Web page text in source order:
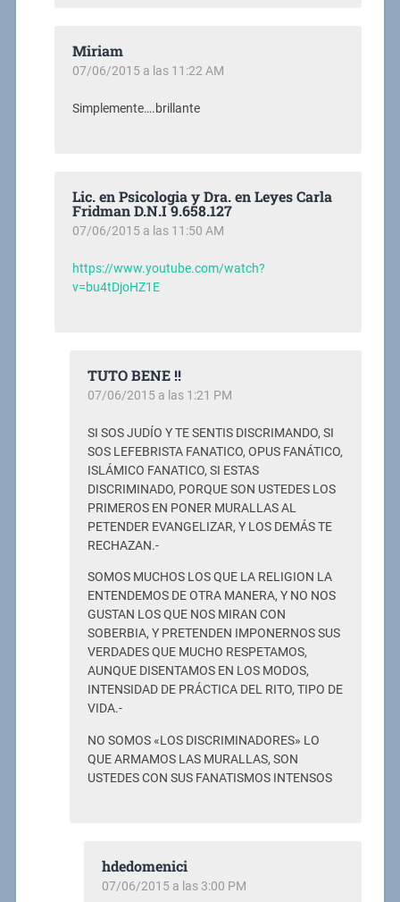
Miriam
07/06/2015 a las 11:22 AM
Simplemente….brillante
Lic. en Psicologia y Dra. en Leyes Carla
Fridman D.N.I 9.658.127
07/06/2015 a las 11:50 AM
https://www.youtube.com/watch?
v=bu4tDjoHZ1E
TUTO BENE !!
07/06/2015 a las 1:21 PM
SI SOS JUDÍO Y TE SENTIS DISCRIMANDO, SI
SOS LEFEBRISTA FANATICO, OPUS FANÁTICO,
ISLÁMICO FANATICO, SI ESTAS
DISCRIMINADO, PORQUE SON USTEDES LOS
PRIMEROS EN PONER MURALLAS AL
PETENDER EVANGELIZAR, Y LOS DEMÁS TE
RECHAZAN.-
SOMOS MUCHOS LOS QUE LA RELIGION LA
ENTENDEMOS DE OTRA MANERA, Y NO NOS
GUSTAN LOS QUE NOS MIRAN CON
SOBERBIA, Y PRETENDEN IMPONERNOS SUS
VERDADES QUE MUCHO RESPETAMOS,
AUNQUE DISENTAMOS EN LOS MODOS,
INTENSIDAD DE PRÁCTICA DEL RITO, TIPO DE
VIDA.-
NO SOMOS «LOS DISCRIMINADORES» LO
QUE ARMAMOS LAS MURALLAS, SON
USTEDES CON SUS FANATISMOS INTENSOS
hdedomenici
07/06/2015 a las 3:00 PM